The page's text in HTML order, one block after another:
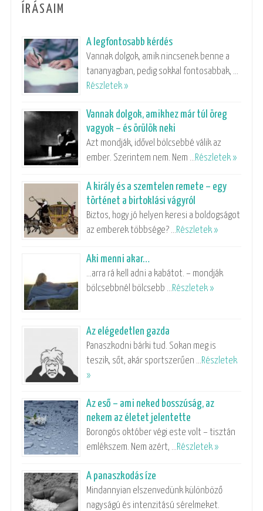
ÍRÁSAIM
A legfontosabb kérdés
Vannak dolgok, amik nincsenek benne a
tananyagban, pedig sokkal fontosabbak, …
Részletek »
Vannak dolgok, amikhez már túl öreg
vagyok – és örülök neki
Azt mondják, idővel bölcsebbé válik az
ember. Szerintem nem. Nem …Részletek »
A király és a szemtelen remete – egy
történet a birtoklási vágyról
Biztos, hogy jó helyen keresi a boldogságot
az emberek többsége? …Részletek »
Aki menni akar…
…arra rá kell adni a kabátot. – mondják
bölcsebbnél bölcsebb …Részletek »
Az elégedetlen gazda
Panaszkodni bárki tud. Sokan meg is
teszik, sőt, akár sportszerűen …Részletek
»
Az eső – ami neked bosszúság, az
nekem az életet jelentette
Borongós október végi este volt – tisztán
emlékszem. Nem azért, …Részletek »
A panaszkodás íze
Mindannyian elszenvedünk különböző
nagyságú és intenzitású sérelmeket.